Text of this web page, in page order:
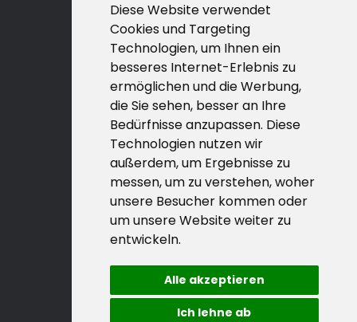
Diese Website verwendet
Cookies und Targeting
Technologien, um Ihnen ein
besseres Internet-Erlebnis zu
ermöglichen und die Werbung,
die Sie sehen, besser an Ihre
Bedürfnisse anzupassen. Diese
Technologien nutzen wir
außerdem, um Ergebnisse zu
messen, um zu verstehen, woher
unsere Besucher kommen oder
um unsere Website weiter zu
entwickeln.
Alle akzeptieren
Ich lehne ab